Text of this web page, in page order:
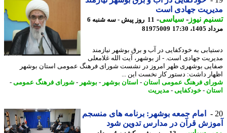
جهادی است
نیوز-سیاسی-
11 روز پیش - سه شنبه 6
17:30
81975009
به خودکفایی در آب و برق بوشهر نیازمند
جهادی است. - از بوشهر، آیت الله غلامعلی
بوشهری ظهر امروز در نشست شورای فرهنگ عمومی استان بوشهر
داشت: دستور کار نخست این ...
فرهنگ عمومی استان-استان بوشهر-بوشهر-شورای فرهنگ عمومی-
-خودکفایی-مدیریت
امام جمعه بوشهر: برنامه های منسجم
قرآن در مدارس تدوین شود